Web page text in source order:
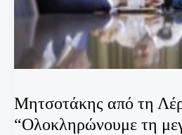
Μητσοτάκης από τη
“Ολοκληρώνουμε τη